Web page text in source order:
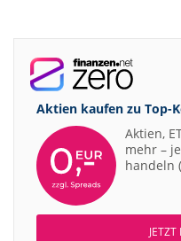
Aktien kaufen zu Top-
Aktien,
mehr –
handeln